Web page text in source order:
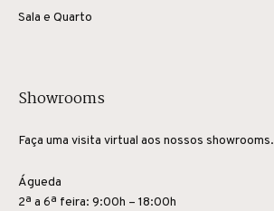
Sala e Quarto
Showrooms
Faça uma visita virtual aos nossos showrooms.
Águeda
2ª a 6ª feira: 9:00h – 18:00h